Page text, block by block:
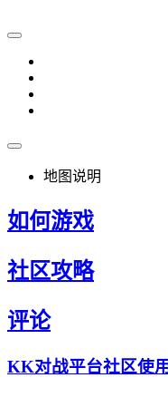
地图说明
如何游戏
社区攻略
评论
KK对战平台社区使